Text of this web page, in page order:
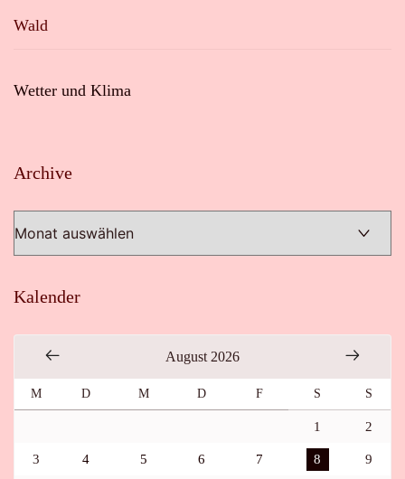
Wald
Wetter und Klima
Archive
Kalender
August 2026
M D M D F S S
1 2
3 4 5 6 7 8 9